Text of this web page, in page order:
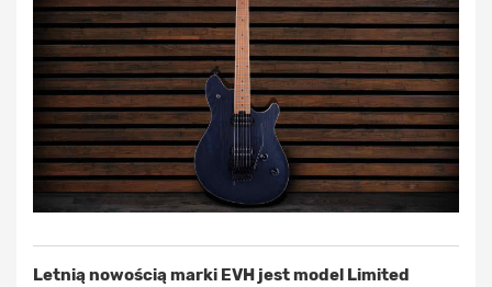
Letnią nowością marki EVH jest model Limited